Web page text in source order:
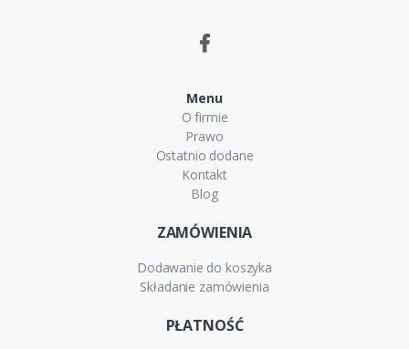
Menu
O firmie
Prawo
Ostatnio dodane
Kontakt
Blog
ZAMÓWIENIA
Dodawanie do koszyka
Składanie zamówienia
PŁATNOŚĆ